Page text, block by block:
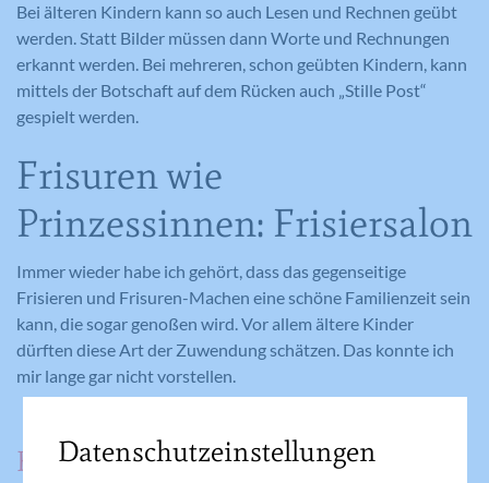
Bei älteren Kindern kann so auch Lesen und Rechnen geübt
werden. Statt Bilder müssen dann Worte und Rechnungen
erkannt werden. Bei mehreren, schon geübten Kindern, kann
mittels der Botschaft auf dem Rücken auch „Stille Post“
gespielt werden.
Frisuren wie
Prinzessinnen: Frisiersalon
Immer wieder habe ich gehört, dass das gegenseitige
Frisieren und Frisuren-Machen eine schöne Familienzeit sein
kann, die sogar genoßen wird. Vor allem ältere Kinder
dürften diese Art der Zuwendung schätzen. Das konnte ich
mir lange gar nicht vorstellen.
Bei uns war das Frisieren bis
Datenschutzeinstellungen